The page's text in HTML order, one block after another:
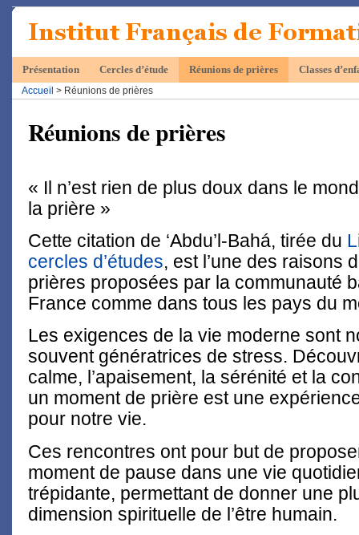
Présentation Cercles d’étude Réunions de prières
Classes
Accueil > Réunions de prières
Réunions de prières
« Il n’est rien de plus doux dans le
la prière »
Cette citation de ‘Abdu’l-Bahá, tirée du
cercles d’études, est l’une des raisons
prières proposées par la communauté
France comme dans tous les pays du
Les exigences de la vie moderne sont
souvent génératrices de stress.
calme, l’apaisement, la sérénité et la
un moment de prière est une
pour notre vie.
Ces rencontres ont pour but de
moment de pause dans une vie
trépidante, permettant de donner une
dimension spirituelle de l’être humain.